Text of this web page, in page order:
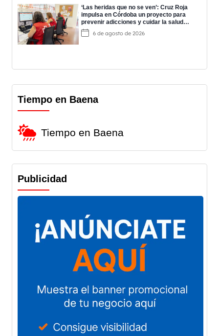
‘Las heridas que no se ven’: Cruz Roja
impulsa en Córdoba un proyecto para
prevenir adicciones y cuidar la salud
mental
6 de agosto de 2026
Tiempo en Baena
Tiempo en Baena
Publicidad